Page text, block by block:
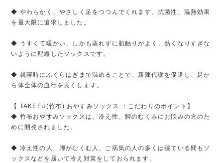
◆ やわらかく、やさしく足をつつんでくれます。抗菌性、温熱効果
を最大限に追求しました。
◆ うすくて暖かい、しかも蒸れずに肌触りがよく、熱くなりすぎな
いように配慮したソックスです。
◆ 就寝時にふくらはぎまで温めることで、新陳代謝を促進し、足か
ら体全体の血行を良くします。
【 TAKEFU(竹布) おやすみソックス ：こだわりのポイント】
◆ 竹布おやすみソックスは、冷え性、脚のむくみにお悩みの方のた
めに開発されました。
◆ 冷え性の人、脚がむくむ人、ご病気の人の多くは寝ている間もソ
ックスなどを履いて冷え対策をしておられます。